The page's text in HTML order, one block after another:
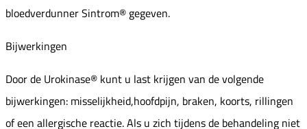
bloedverdunner Sintrom® gegeven.
Bijwerkingen
Door de Urokinase® kunt u last krijgen van de volgende
bijwerkingen: misselijkheid,hoofdpijn, braken, koorts, rillingen
of een allergische reactie. Als u zich tijdens de behandeling niet